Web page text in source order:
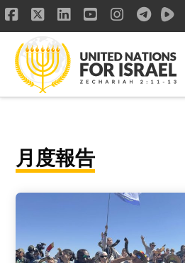
Facebook
X LinkedIn
YouTube
Instagram
月度報告